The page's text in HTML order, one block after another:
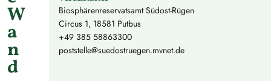
W
a
n
d
Biosphärenreservatsamt Südost-Rügen
Circus 1, 18581 Putbus
+49 385 58863300
poststelle@suedostruegen.mvnet.de